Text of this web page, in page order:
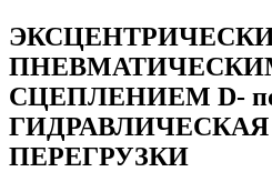
СЦЕПЛЕНИЕМ D-
ПЕРЕГРУЗКИ